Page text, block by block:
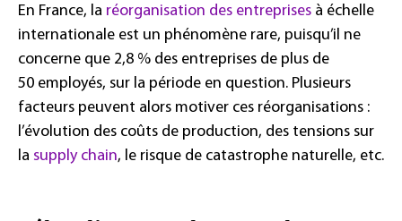
En France, la réorganisation des entreprises à échelle
internationale est un phénomène rare, puisqu’il ne
concerne que 2,8 % des entreprises de plus de
50 employés, sur la période en question. Plusieurs
facteurs peuvent alors motiver ces réorganisations :
l’évolution des coûts de production, des tensions sur
la supply chain, le risque de catastrophe naturelle, etc.